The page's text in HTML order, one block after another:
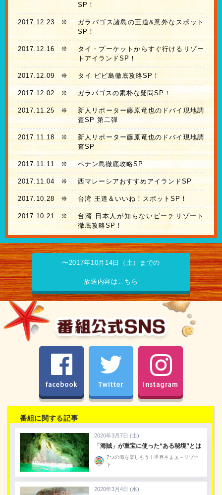
SP！
2017.12.23❊
ガラパゴス諸島の王道&意外なスポット
SP！
2017.12.16 ❊
タイ・プーケットからすぐ行けるリゾー
トアイランドSP！
2017.12.09 ❊ タイ ピピ島徹底攻略SP！
2017.12.02 ❊ ガラパゴスの素朴な疑問SP！
2017.11.25❊
新人リポーター藤原竜也のドバイ現地調
査SP 第二弾
2017.11.18❊
新人リポーター藤原竜也のドバイ現地調
査SP
2017.11.11 ❊ ペナン島徹底攻略SP
2017.11.04 ❊ 西マレーシアおすすめアイランドSP
2017.10.28 ❊ 台湾 王道＆いいね！スポットSP！
2017.10.21 ❊
台湾 日本人が知らないビーチリゾート
徹底攻略SP！
〜2017年10月14日（土）までの
放送内容はこちら
facebook Twitter
番組に関する記事